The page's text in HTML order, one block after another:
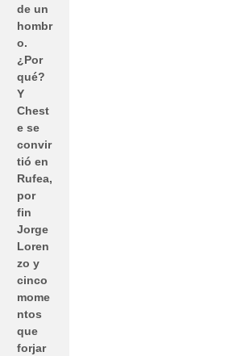
de un
hombr
o.
¿Por
qué?
Y
Chest
e se
convir
tió en
Rufea,
por
fin
Jorge
Loren
zo y
cinco
mome
ntos
que
forjar